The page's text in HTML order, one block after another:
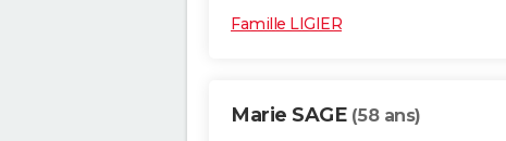
Famille LIGIER
Marie SAGE (58 ans)